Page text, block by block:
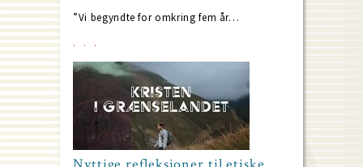
”Vi begyndte for omkring fem år…